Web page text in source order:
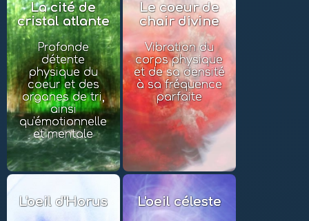
La cité de
cristal atlante
Profonde
détente
physique du
coeur et des
organes de tri,
ainsi
qu'émotionnelle
et mentale
Le coeur de
chair divine
Vibration du
corps physique
et de sa densité
à sa fréquence
parfaite
L'oeil d'Horus L'oeil céleste